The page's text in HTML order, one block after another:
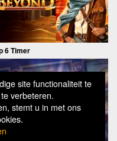
site functionaliteit te
verbeteren.
stemt u in met ons
6 Timer